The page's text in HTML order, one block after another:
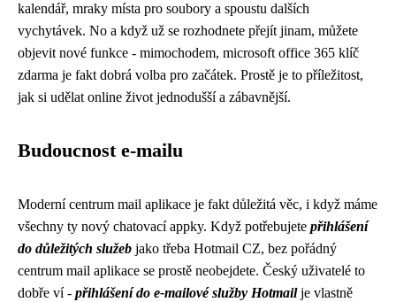
kalendář, mraky místa pro soubory a spoustu dalších
vychytávek. No a když už se rozhodnete přejít jinam, můžete
objevit nové funkce - mimochodem, microsoft office 365 klíč
zdarma je fakt dobrá volba pro začátek. Prostě je to příležitost,
jak si udělat online život jednodušší a zábavnější.
Budoucnost e-mailu
Modernícentrum mail aplikace je fakt důležitá věc, i když máme
všechny ty nový chatovací appky. Když potřebujete přihlášení
do důležitých služeb jako třeba Hotmail CZ, bez pořádný
centrum mail aplikace se prostě neobejdete. Český uživatelé to
dobře ví - přihlášení do e-mailové služby Hotmailje vlastně